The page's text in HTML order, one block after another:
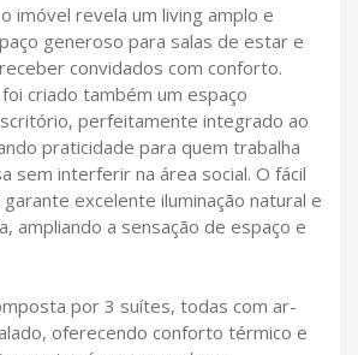
imóvel revela um living amplo e
generoso para salas de estar e
convidados com conforto.
criado também um espaço
perfeitamente integrado ao
praticidade para quem trabalha
sem interferir na área social. O fácil
excelente iluminação natural e
ampliando a sensação de espaço e
por 3 suítes, todas com ar-
oferecendo conforto térmico e